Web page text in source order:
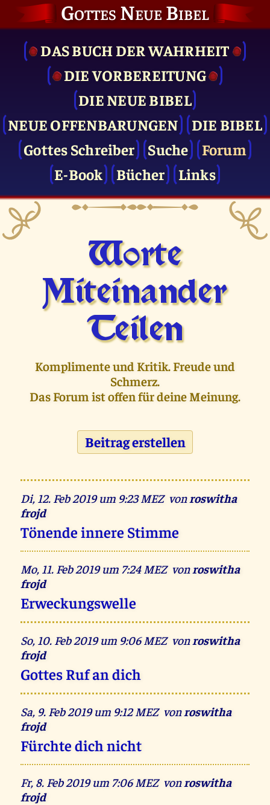
Gottes Neue Bibel
DAS BUCH DER WAHRHEIT
DIE VOR­BEREITUNG
DIE NEUE BIBEL
NEUE OFFENBARUNGEN
DIE BIBEL
Gottes Schreiber
Suche
Forum
E-Book
Bücher Links
Worte
Miteinander
Teilen
Komplimente und Kritik. Freude und
Schmerz.
Das Forum ist offen für deine Meinung.
Beitrag erstellen
Di, 12. Feb 2019 um 9:23 MEZ von roswitha
frojd
Tönende innere Stimme
Mo, 11. Feb 2019 um 7:24 MEZ vonroswitha
frojd
Erweckungswelle
So, 10. Feb 2019 um 9:06 MEZ vonroswitha
frojd
Gottes Ruf an dich
Sa, 9. Feb 2019 um 9:12 MEZ von roswitha
frojd
Fürchte dich nicht
Fr, 8. Feb 2019 um 7:06 MEZ vonroswitha
frojd